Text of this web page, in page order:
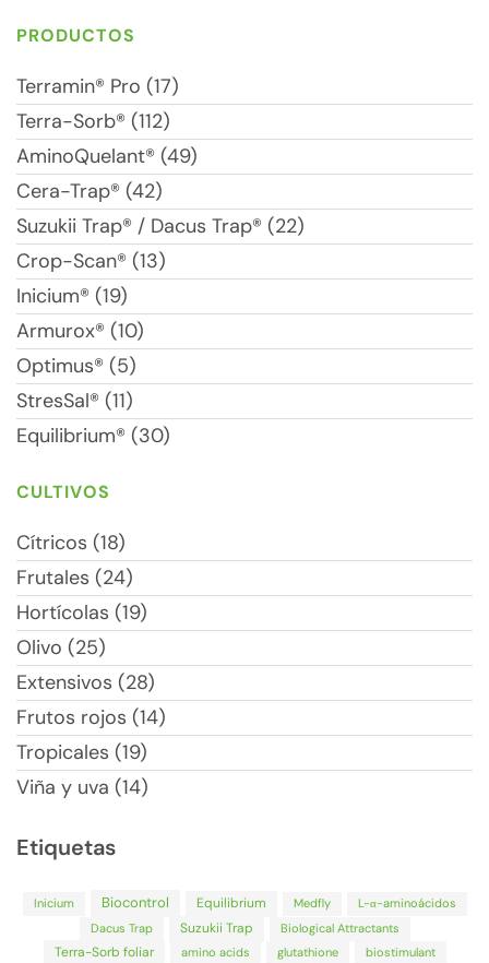
PRODUCTOS
Terramin® Pro (17)
Terra-Sorb® (112)
AminoQuelant® (49)
Cera-Trap® (42)
Suzukii Trap® / Dacus Trap® (22)
Crop-Scan® (13)
Inicium® (19)
Armurox® (10)
Optimus® (5)
StresSal® (11)
Equilibrium® (30)
CULTIVOS
Cítricos (18)
Frutales (24)
Hortícolas (19)
Olivo (25)
Extensivos (28)
Frutos rojos (14)
Tropicales (19)
Viña y uva (14)
Etiquetas
Inicium Biocontrol Equilibrium Medfly
L-α-aminoácidos
Dacus Trap
Suzukii Trap Biological Attractants
Terra-Sorb foliar amino acids glutathione
biostimulant